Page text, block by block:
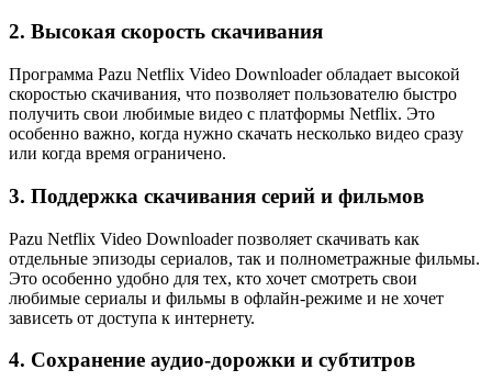
2. Высокая скорость скачивания
Программа Pazu Netflix Video Downloader обладает высокой
скоростью скачивания, что позволяет пользователю быстро
получить свои любимые видео с платформы Netflix. Это
особенно важно, когда нужно скачать несколько видео сразу
или когда время ограничено.
3. Поддержка скачивания серий и фильмов
Pazu Netflix Video Downloader позволяет скачивать как
отдельные эпизоды сериалов, так и полнометражные фильмы.
Это особенно удобно для тех, кто хочет смотреть свои
любимые сериалы и фильмы в офлайн-режиме и не хочет
зависеть от доступа к интернету.
4. Сохранение аудио-дорожки и субтитров